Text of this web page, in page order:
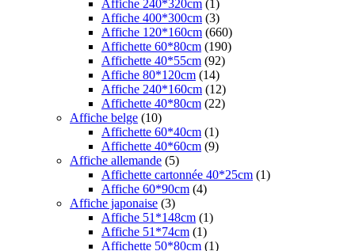
Affiche 240*320cm (1)
Affiche 400*300cm (3)
Affiche 120*160cm (660)
Affichette 60*80cm (190)
Affichette 40*55cm (92)
Affiche 80*120cm (14)
Affiche 240*160cm (12)
Affichette 40*80cm (22)
Affiche belge (10)
Affichette 60*40cm (1)
Affichette 40*60cm (9)
Affiche allemande (5)
Affichette cartonnée 40*25cm (1)
Affiche 60*90cm (4)
Affiche japonaise (3)
Affiche 51*148cm (1)
Affiche 51*74cm (1)
Affichette 50*80cm (1)